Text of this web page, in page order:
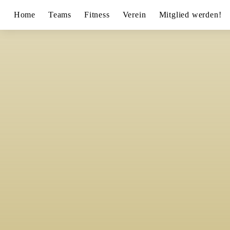
Home Teams Fitness Verein Mitglied werden!